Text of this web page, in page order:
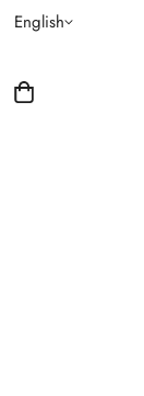
English